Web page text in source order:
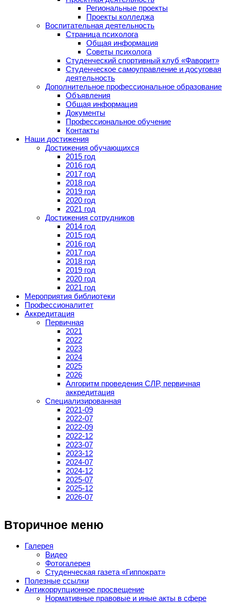
Региональные проекты
Проекты колледжа
Воспитательная деятельность
Страница психолога
Общая информация
Советы психолога
Студенческий спортивный клуб «Фаворит»
Студенческое самоуправление и досуговая
деятельность
Дополнительное профессиональное образование
Объявления
Общая информация
Документы
Профессиональное обучение
Контакты
Наши достижения
Достижения обучающихся
2015 год
2016 год
2017 год
2018 год
2019 год
2020 год
2021 год
Достижения сотрудников
2014 год
2015 год
2016 год
2017 год
2018 год
2019 год
2020 год
2021 год
Мероприятия библиотеки
Профессионалитет
Аккредитация
Первичная
2021
2022
2023
2024
2025
2026
Алгоритм проведения СЛР, первичная
аккредитация
Специализированная
2021-09
2022-07
2022-09
2022-12
2023-07
2023-12
2024-07
2024-12
2025-07
2025-12
2026-07
Вторичное меню
Галерея
Видео
Фотогалерея
Студенческая газета «Гиппократ»
Полезные ссылки
Антикоррупционное просвещение
Нормативные правовые и иные акты в сфере